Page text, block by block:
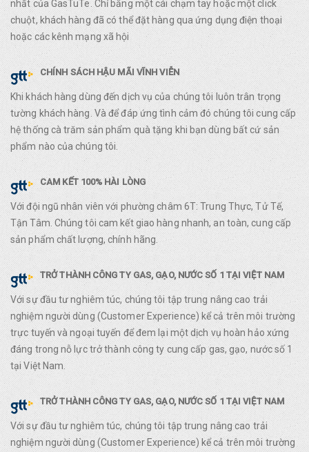
nhất của GasTuTe. Chỉ bằng một cái chạm tay hoặc một click
chuột, khách hàng đã có thể đặt hàng qua ứng dụng điện thoại
hoặc các kênh mạng xã hội
CHÍNH SÁCH HẬU MÃI VĨNH VIỄN
Khi khách hàng dùng đến dịch vụ của chúng tôi luôn trân trọng
tường khách hàng. Và để đáp ứng tình cảm đó chúng tôi cung cấp
hệ thống cà trăm sản phẩm quà tặng khi bạn dùng bất cứ sản
phẩm nào của chúng tôi.
CAM KẾT 100% HÀI LÒNG
Với đội ngũ nhân viên với phường châm 6T: Trung Thực, Tử Tế,
Tận Tâm. Chúng tôi cam kết giao hàng nhanh, an toàn, cung cấp
sản phẩm chất lượng, chính hãng.
TRỞ THÀNH CÔNG TY GAS, GẠO, NƯỚC SỐ 1 TẠI VIỆT NAM
Với sự đầu tư nghiêm túc, chúng tôi tập trung nâng cao trải
nghiệm người dùng (Customer Experience) kể cả trên môi trường
trực tuyến và ngoại tuyến để đem lại một dịch vụ hoàn hảo xứng
đáng trong nỗ lực trở thành công ty cung cấp gas, gạo, nước số 1
tại Việt Nam.
TRỞ THÀNH CÔNG TY GAS, GẠO, NƯỚC SỐ 1 TẠI VIỆT NAM
Với sự đầu tư nghiêm túc, chúng tôi tập trung nâng cao trải
nghiệm người dùng (Customer Experience) kể cả trên môi trường